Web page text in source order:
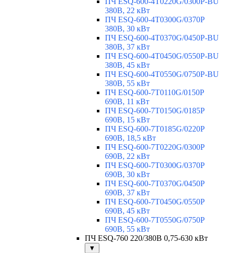
380В, 22 кВт
ПЧ ESQ-600-4T0300G/0370P
380В, 30 кВт
ПЧ ESQ-600-4T0370G/0450P-BU
380В, 37 кВт
ПЧ ESQ-600-4T0450G/0550P-BU
380В, 45 кВт
ПЧ ESQ-600-4T0550G/0750P-BU
380В, 55 кВт
ПЧ ESQ-600-7T0110G/0150P
690В, 11 кВт
ПЧ ESQ-600-7T0150G/0185P
690В, 15 кВт
ПЧ ESQ-600-7T0185G/0220P
690В, 18,5 кВт
ПЧ ESQ-600-7T0220G/0300P
690В, 22 кВт
ПЧ ESQ-600-7T0300G/0370P
690В, 30 кВт
ПЧ ESQ-600-7T0370G/0450P
690В, 37 кВт
ПЧ ESQ-600-7T0450G/0550P
690В, 45 кВт
ПЧ ESQ-600-7T0550G/0750P
690В, 55 кВт
ПЧ ESQ-760 220/380В 0,75-630 кВт
▼